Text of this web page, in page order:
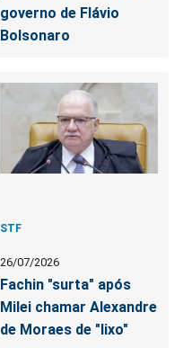
governo de Flávio
Bolsonaro
STF
26/07/2026
Fachin "surta" após
Milei chamar Alexandre
de Moraes de "lixo"